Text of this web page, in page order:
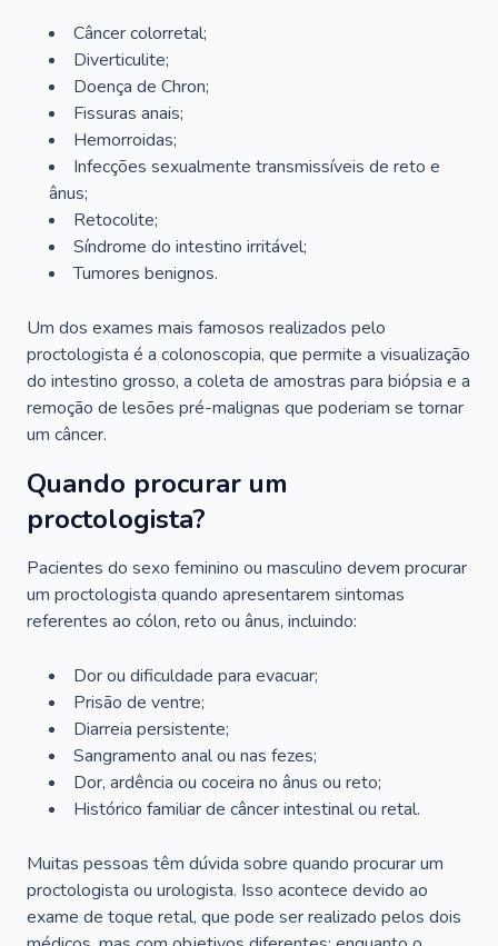
Câncer colorretal;
Diverticulite;
Doença de Chron;
Fissuras anais;
Hemorroidas;
Infecções sexualmente transmissíveis de reto e
ânus;
Retocolite;
Síndrome do intestino irritável;
Tumores benignos.
Um dos exames mais famosos realizados pelo
proctologista é a colonoscopia, que permite a visualização
do intestino grosso, a coleta de amostras para biópsia e a
remoção de lesões pré-malignas que poderiam se tornar
um câncer.
Quando procurar um
proctologista?
Pacientes do sexo feminino ou masculino devem procurar
um proctologista quando apresentarem sintomas
referentes ao cólon, reto ou ânus, incluindo:
Dor ou dificuldade para evacuar;
Prisão de ventre;
Diarreia persistente;
Sangramento anal ou nas fezes;
Dor, ardência ou coceira no ânus ou reto;
Histórico familiar de câncer intestinal ou retal.
Muitas pessoas têm dúvida sobre quando procurar um
proctologista ou urologista. Isso acontece devido ao
exame de toque retal, que pode ser realizado pelos dois